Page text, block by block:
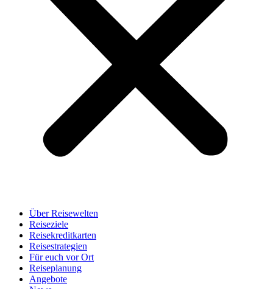
Über Reisewelten
Reiseziele
Reisekreditkarten
Reisestrategien
Für euch vor Ort
Reiseplanung
Angebote